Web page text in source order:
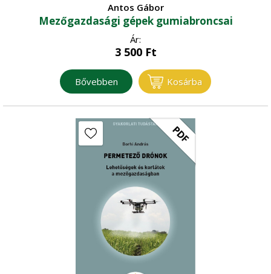
Antos Gábor
Mezőgazdasági gépek gumiabroncsai
Ár:
3 500Ft
Bővebben Kosárba
PDF